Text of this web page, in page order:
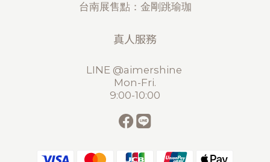
台南展售點：金剛跳瑜珈
真人服務
LINE @aimershine
Mon-Fri.
9:00-10:00